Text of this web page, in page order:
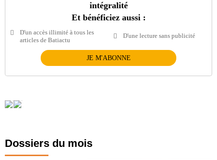
intégralité
Et bénéficiez aussi :
D'un accès illimité à tous les
articles de Batiactu
D'une lecture sans publicité
JE M'ABONNE
Dossiers du mois